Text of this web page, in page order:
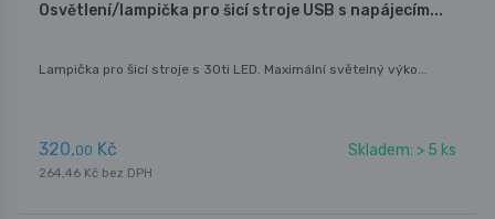
Osvětlení/lampička pro šicí stroje USB s napájecím...
Lampička pro šicí stroje s 30ti LED. Maximální světelný výko...
320,00 Kč Skladem: > 5 ks
264,46 Kč bez DPH